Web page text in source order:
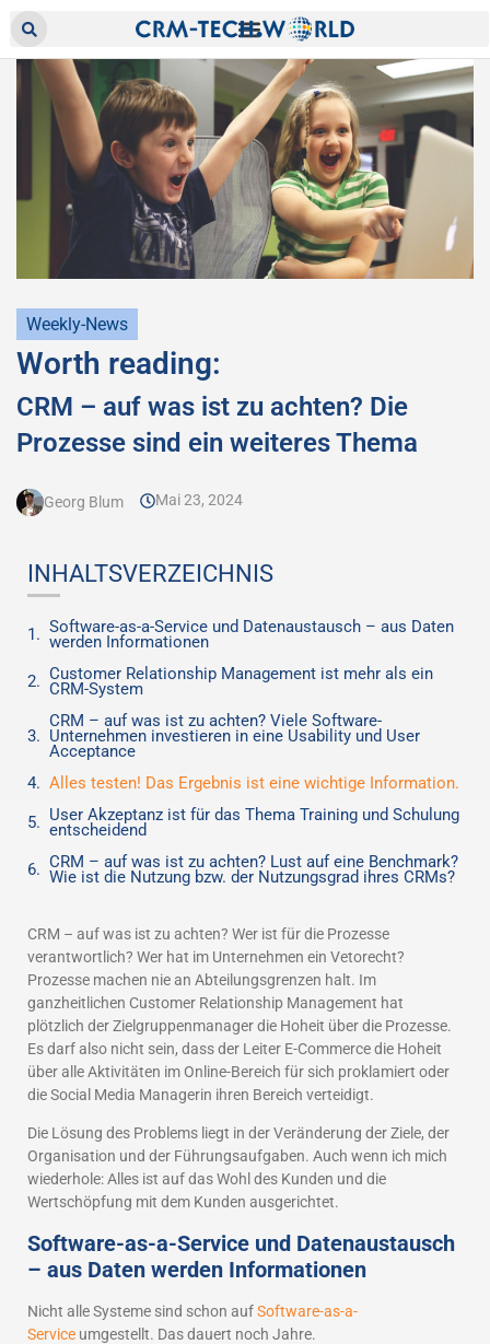
Weekly-News
Worth reading:
CRM – auf was ist zu achten? Die
Prozesse sind ein weiteres Thema
Georg Blum Mai 23, 2024
INHALTSVERZEICHNIS
Software-as-a-Service und Datenaustausch – aus Daten
werden Informationen
Customer Relationship Management ist mehr als ein
CRM-System
CRM – auf was ist zu achten? Viele Software-
Unternehmen investieren in eine Usability und User
Acceptance
Alles testen! Das Ergebnis ist eine wichtige Information.
User Akzeptanz ist für das Thema Training und Schulung
entscheidend
CRM – auf was ist zu achten? Lust auf eine Benchmark?
Wie ist die Nutzung bzw. der Nutzungsgrad ihres CRMs?
CRM – auf was ist zu achten? Wer ist für die Prozesse
verantwortlich? Wer hat im Unternehmen ein Vetorecht?
Prozesse machen nie an Abteilungsgrenzen halt. Im
ganzheitlichen Customer Relationship Management hat
plötzlich der Zielgruppenmanager die Hoheit über die Prozesse.
Es darf also nicht sein, dass der Leiter E-Commerce die Hoheit
über alle Aktivitäten im Online-Bereich für sich proklamiert oder
die Social Media Managerin ihren Bereich verteidigt.
Die Lösung des Problems liegt in der Veränderung der Ziele, der
Organisation und der Führungsaufgaben. Auch wenn ich mich
wiederhole: Alles ist auf das Wohl des Kunden und die
Wertschöpfung mit dem Kunden ausgerichtet.
Software-as-a-Service und Datenaustausch
– aus Daten werden Informationen
Nicht alle Systeme sind schon aufSoftware-as-a-
Service umgestellt. Das dauert noch Jahre.